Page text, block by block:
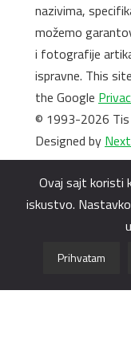
nazivima,
možemo
i fotografije
ispravne. This
the Google
© 1993-2026 Tis
Designed by
Ovaj sajt koristi
iskustvo.
Prihvatam